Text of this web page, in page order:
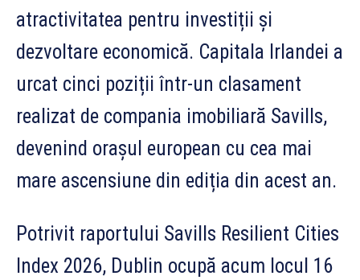
atractivitatea pentru investiții și
dezvoltare economică. Capitala Irlandei a
urcat cinci poziții într-un clasament
realizat de compania imobiliară Savills,
devenind orașul european cu cea mai
mare ascensiune din ediția din acest an.
Potrivit raportului Savills Resilient Cities
Index 2026, Dublin ocupă acum locul 16